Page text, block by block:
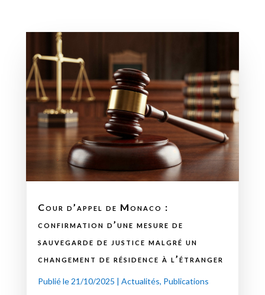
Cour d’appel de Monaco :
confirmation d’une mesure de
sauvegarde de justice malgré un
changement de résidence à l’étranger
Publié le 21/10/2025 | Actualités, Publications